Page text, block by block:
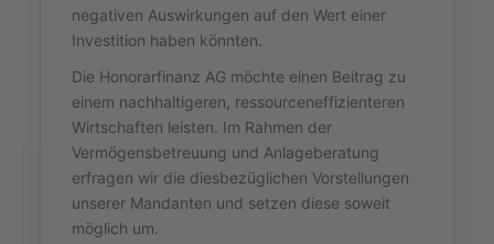
negativen Auswirkungen auf den Wert einer
Investition haben könnten.
Die Honorarfinanz AG möchte einen Beitrag zu
einem nachhaltigeren, ressourceneffizienteren
Wirtschaften leisten. Im Rahmen der
Vermögensbetreuung und Anlageberatung
erfragen wir die diesbezüglichen Vorstellungen
unserer Mandanten und setzen diese soweit
möglich um.